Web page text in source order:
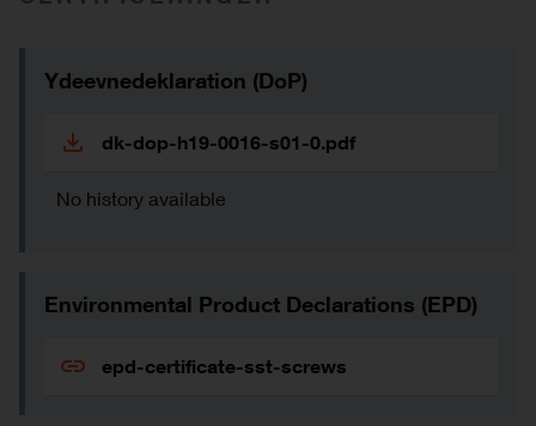
Ydeevnedeklaration (DoP)
dk-dop-h19-0016-s01-0.pdf
No history available
Environmental Product Declarations (EPD)
epd-certificate-sst-screws